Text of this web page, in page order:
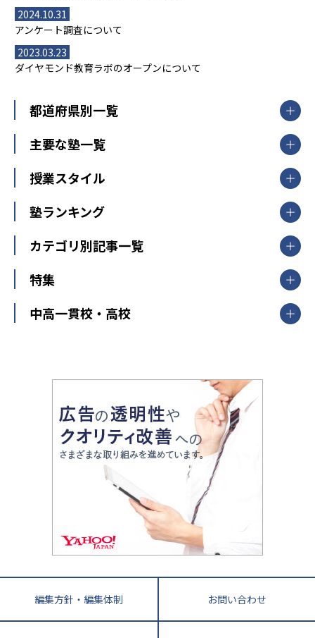
2024.10.31
アンケート調査について
2023.03.23
ダイヤモンド教育ラボのオープンについて
都道府県別一覧
北海道・東北
山形県
福島県
関東
東京都
神奈川県
茨城県
栃木県
群馬県
新潟県
中部
愛知県
静岡県
長野県
大阪府
兵庫県 京都府 奈良県
和歌山県
鳥取県
島根県 岡山県 広島県
香川県
高知県
長崎県 熊本県
鹿児島県 沖縄県
主要な塾一覧
【掲載塾一覧を見る】
東京個別指導学院
明光義塾
個別教室のトライ
武田塾
授業スタイル
個別指導
オンライン指導
塾ランキング
中学受験ランキング
カテゴリ別記事一覧
中学受験
大学受験
教育全般
中学受験に熱心な市区町村ランキング
小学校受験
家庭教師
特集
開成番長直伝！子どもの受験を成功させる方法
運動と遊びを考える
情報Ⅰ、数学が苦手な人注目！最短距離の学力
アップ法
悩み多き「大学受験」相談室
英語・英会話・英検対策
小学校教師が解説！中学受験のリアル
教育ジャーナリストが徹底解説！ 大学受験の羅
中高一貫校・高校
大学入試改革
ママテクエグザム
進化する中高一貫校・高校
編集方針・編集体制 お問い合わせ